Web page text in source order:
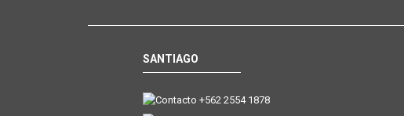
SANTIAGO
+562 2554 1878